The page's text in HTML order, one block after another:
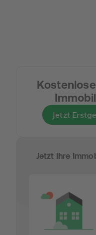
Jetzt
Jetzt Ihre